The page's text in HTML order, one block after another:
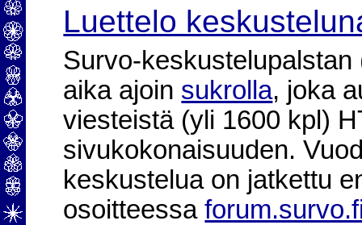
Luettelo
Survo-
aika ajoin sukrolla, joka
viesteistä (yli 1600 kpl)
sivukokonaisuuden.
keskustelua on jatkettu
osoitteessa